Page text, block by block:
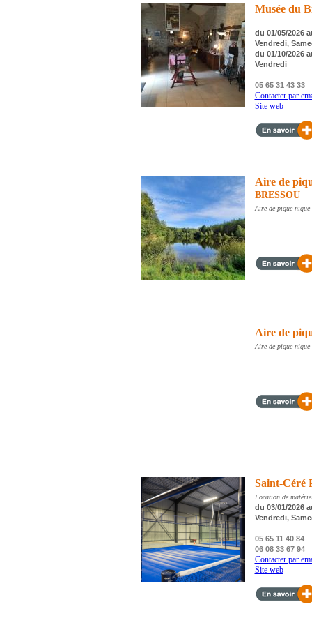
Musée du
du 01/05/2026
Vendredi,
du 01/10/2026
Vendredi
05 65 31 43 33
Contacter par
Site web
Aire de
BRESSOU
Aire de pique-nique
Aire de
Aire de pique-nique
Saint-Céré
Location de
du 03/01/2026
Vendredi,
05 65 11 40 84
06 08 33 67 94
Contacter par
Site web